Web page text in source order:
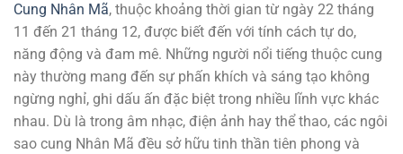
Cung Nhân Mã, thuộc khoảng thời gian từ ngày 22 tháng
11 đến 21 tháng 12, được biết đến với tính cách tự do,
năng động và đam mê. Những người nổi tiếng thuộc cung
này thường mang đến sự phấn khích và sáng tạo không
ngừng nghỉ, ghi dấu ấn đặc biệt trong nhiều lĩnh vực khác
nhau. Dù là trong âm nhạc, điện ảnh hay thể thao, các ngôi
sao cung Nhân Mã đều sở hữu tinh thần tiên phong và